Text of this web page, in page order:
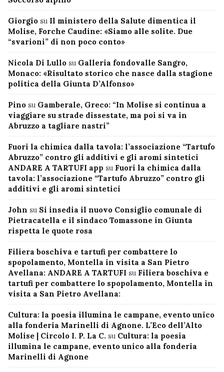
Giorgio su Il ministero della Salute dimentica il
Molise, Forche Caudine: «Siamo alle solite. Due
“svarioni” di non poco conto»
Nicola Di Lullo su Galleria fondovalle Sangro,
Monaco: «Risultato storico che nasce dalla stagione
politica della Giunta D’Alfonso»
Pino su Gamberale, Greco: “In Molise si continua a
viaggiare su strade dissestate, ma poi si va in
Abruzzo a tagliare nastri”
Fuori la chimica dalla tavola: l’associazione “Tartufo
Abruzzo” contro gli additivi e gli aromi sintetici
ANDARE A TARTUFI app su Fuori la chimica dalla
tavola: l’associazione “Tartufo Abruzzo” contro gli
additivi e gli aromi sintetici
John su Si insedia il nuovo Consiglio comunale di
Pietracatella e il sindaco Tomassone in Giunta
rispetta le quote rosa
Filiera boschiva e tartufi per combattere lo
spopolamento, Montella in visita a San Pietro
Avellana: ANDARE A TARTUFI su Filiera boschiva e
tartufi per combattere lo spopolamento, Montella in
visita a San Pietro Avellana:
Cultura: la poesia illumina le campane, evento unico
alla fonderia Marinelli di Agnone. L’Eco dell’Alto
Molise | Circolo I. P. La C. su Cultura: la poesia
illumina le campane, evento unico alla fonderia
Marinelli di Agnone